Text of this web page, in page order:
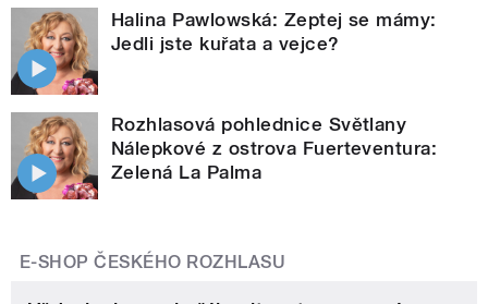
Halina Pawlowská: Zeptej se mámy:
Jedli jste kuřata a vejce?
Rozhlasová pohlednice Světlany
Nálepkové z ostrova Fuerteventura:
Zelená La Palma
E-SHOP ČESKÉHO ROZHLASU